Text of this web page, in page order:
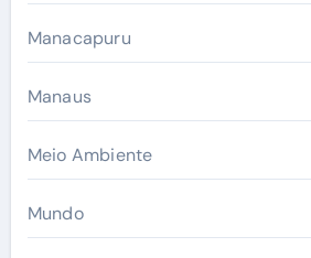
Manacapuru
Manaus
Meio Ambiente
Mundo